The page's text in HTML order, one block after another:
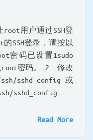
root用户通过SSH登
SSH登录，请按以
密码已设置1sudo
root密码。 2. 修改
sshd_config 或
sshd_config...
Read More